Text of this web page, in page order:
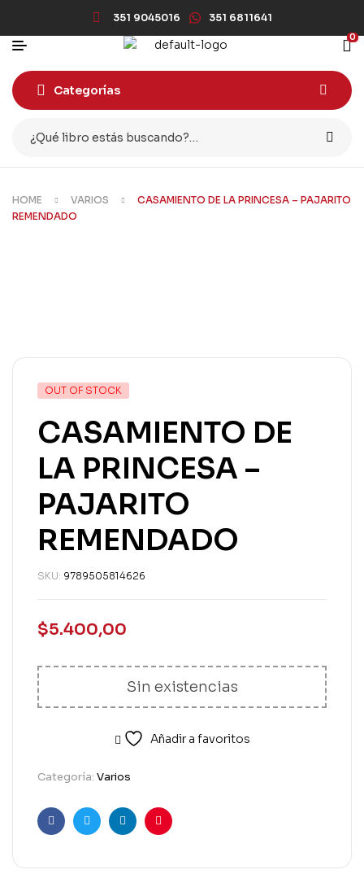
351 9045016 351 6811641
0
Categorías
HOME VARIOS
CASAMIENTO DE LA PRINCESA – PAJARITO
REMENDADO
OUT OF STOCK
CASAMIENTO DE
LA PRINCESA –
PAJARITO
REMENDADO
SKU: 9789505814626
$5.400,00
Sin existencias
Añadir a favoritos
Categoría: Varios
FacebookTwitterLinkedinPinterest